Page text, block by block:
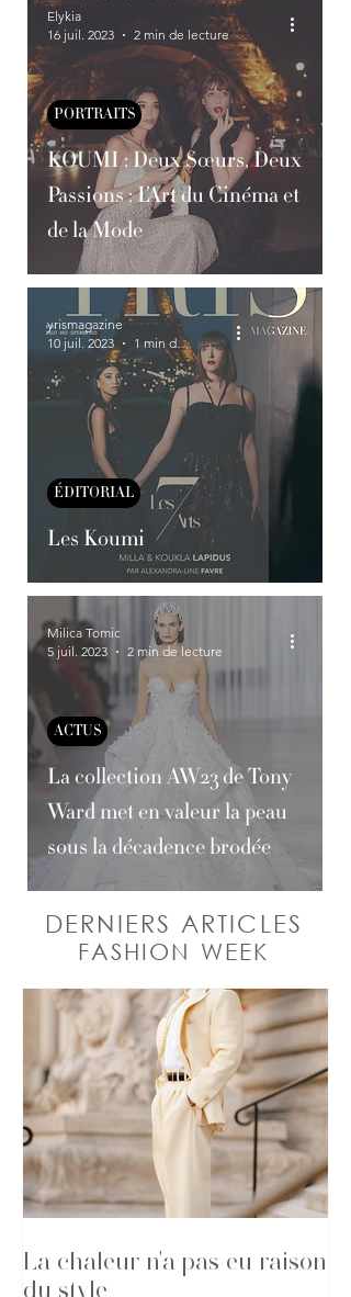
KOUMI : Deux Sœurs, Deux
Passions : L’Art du Cinéma et
de la Mode
PORTRAITS
Elykia
16 juil. 2023
2 min de lecture
Les Koumi
ÉDITORIAL
yrismagazine
10 juil. 2023
1 min de lecture
La collection AW23 de Tony
Ward met en valeur la peau
sous la décadence brodée
ACTUS
Milica Tomic
5 juil. 2023
2 min de lecture
DERNIERS ARTICLES
FASHION WEEK
La chaleur n'a pas eu raison
du style